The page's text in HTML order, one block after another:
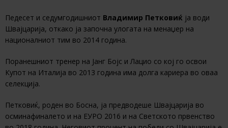
Педесет и седумгодишниот Владимир Петковиќ ја води
Швајцарија, откако ја започна улогата на менаџер на
националниот тим во 2014 година.
Поранешниот тренер на Јанг Бојс и Лацио со кој го освои
Купот на Италија во 2013 година има долга кариера во оваа
селекција.
Петковиќ, роден во Босна, ја предводеше Швајцарија во
осминафиналето и на ЕУРО 2016 и на Светското првенство